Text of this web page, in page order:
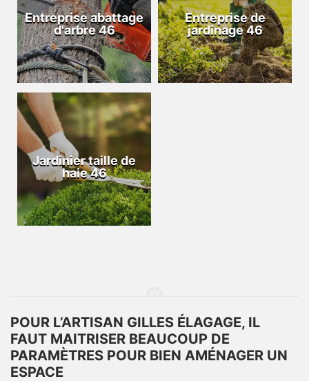
Entreprise abattage
d'arbre 46
Entreprise de
jardinage 46
Jardinier taille de
haie 46
POUR L’ARTISAN GILLES ÉLAGAGE, IL
FAUT MAITRISER BEAUCOUP DE
PARAMÈTRES POUR BIEN AMÉNAGER UN
ESPACE